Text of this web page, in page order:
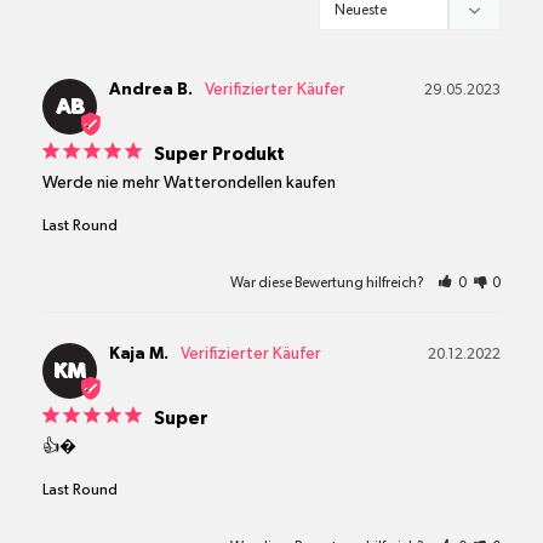
geeignet für das Entfernen von Nagellack
AB
29.05.2023
Andrea B.
Super Produkt
Werde nie mehr Watterondellen kaufen
Last Round
War diese Bewertung hilfreich? 0 0
KM
20.12.2022
Kaja M.
Super
👍�
Last Round